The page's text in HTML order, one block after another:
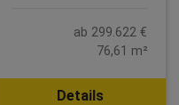
ab 299.622 €
76,61 m²
Details